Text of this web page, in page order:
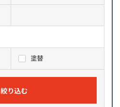
塗替
絞り込む